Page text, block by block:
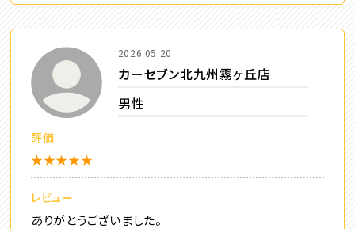
2026.05.20
カーセブン北九州霧ヶ丘店
男性
評価
★★★★★
レビュー
ありがとうございました。